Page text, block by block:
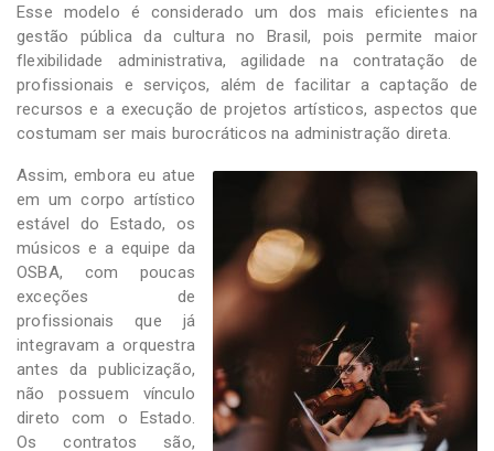
Esse modelo é considerado um dos mais eficientes na
gestão pública da cultura no Brasil, pois permite maior
flexibilidade administrativa, agilidade na contratação de
profissionais e serviços, além de facilitar a captação de
recursos e a execução de projetos artísticos, aspectos que
costumam ser mais burocráticos na administração direta.
Assim, embora eu atue
em um corpo artístico
estável do Estado, os
músicos e a equipe da
OSBA, com poucas
exceções de
profissionais que já
integravam a orquestra
antes da publicização,
não possuem vínculo
direto com o Estado.
Os contratos são,